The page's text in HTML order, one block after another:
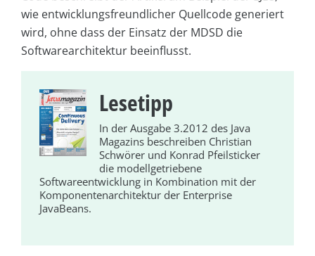
wie entwicklungsfreundlicher Quellcode generiert
wird, ohne dass der Einsatz der MDSD die
Softwarearchitektur beeinflusst.
Lesetipp
In der Ausgabe 3.2012 des Java
Magazins beschreiben Christian
Schwörer und Konrad Pfeilsticker
die modellgetriebene
Softwareentwicklung in Kombination mit der
Komponentenarchitektur der Enterprise
JavaBeans.